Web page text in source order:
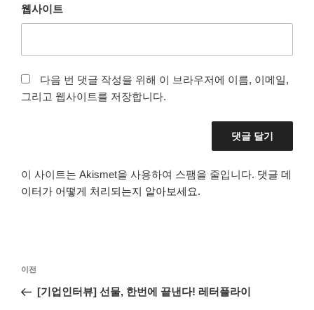
웹사이트
다음 번 댓글 작성을 위해 이 브라우저에 이름, 이메일,
그리고 웹사이트를 저장합니다.
이 사이트는 Akismet을 사용하여 스팸을 줄입니다. 댓글 데
이터가 어떻게 처리되는지 알아보세요.
색
이
전
이전
[기업인터뷰] 선물, 한번에 끝낸다! 레터플라이